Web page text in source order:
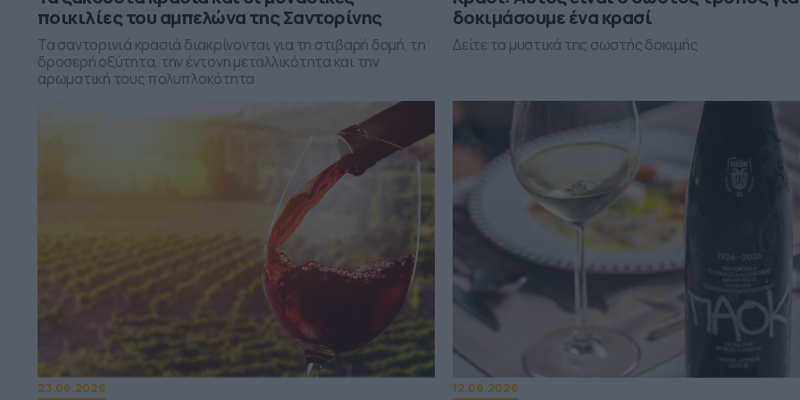
ποικιλίες του αμπελώνα της Σαντορίνης
Τα σαντορινιά κρασιά διακρίνονται για τη στιβαρή δομή, τη
δροσερή οξύτητα, την έντονη μεταλλικότητα και την
αρωματική τους πολυπλοκότητα
δοκιμάσουμε ένα κρασί
Δείτε τα μυστικά της σωστής δοκιμής
23.06.2026 12.06.2026